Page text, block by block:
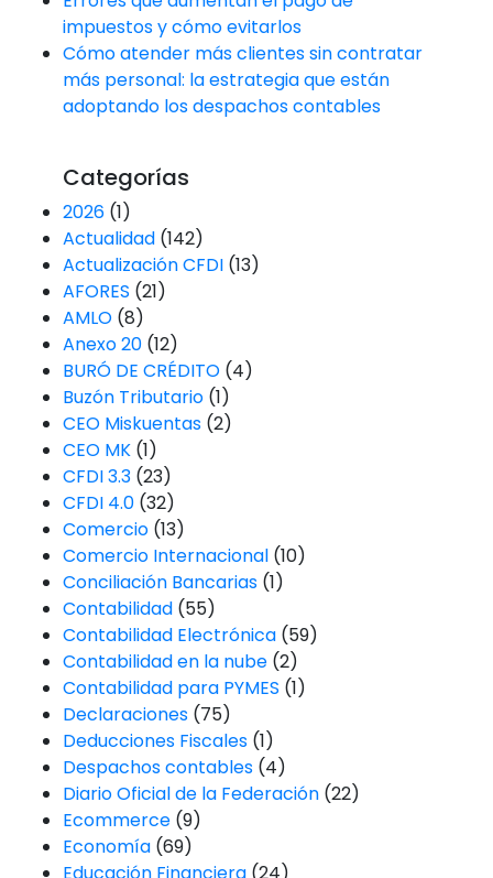
impuestos y cómo evitarlos
Cómo atender más clientes sin contratar
más personal: la estrategia que están
adoptando los despachos contables
Categorías
2026(1)
Actualidad(142)
Actualización CFDI(13)
AFORES (21)
AMLO(8)
Anexo 20(12)
BURÓ DE CRÉDITO(4)
Buzón Tributario(1)
CEO Miskuentas(2)
CEO MK(1)
CFDI 3.3(23)
CFDI 4.0(32)
Comercio(13)
Comercio Internacional(10)
Conciliación Bancarias(1)
Contabilidad(55)
Contabilidad Electrónica(59)
Contabilidad en la nube(2)
Contabilidad para PYMES (1)
Declaraciones(75)
Deducciones Fiscales(1)
Despachos contables(4)
Diario Oficial de la Federación(22)
Ecommerce(9)
Economía(69)